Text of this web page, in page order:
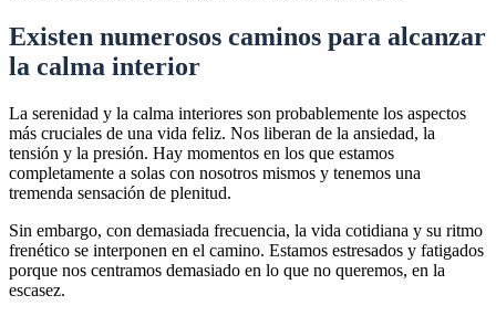
Existen numerosos caminos para alcanzar
la calma interior
La serenidad y la calma interiores son probablemente los aspectos
más cruciales de una vida feliz. Nos liberan de la ansiedad, la
tensión y la presión. Hay momentos en los que estamos
completamente a solas con nosotros mismos y tenemos una
tremenda sensación de plenitud.
Sin embargo, con demasiada frecuencia, la vida cotidiana y su ritmo
frenético se interponen en el camino. Estamos estresados y fatigados
porque nos centramos demasiado en lo que no queremos, en la
escasez.